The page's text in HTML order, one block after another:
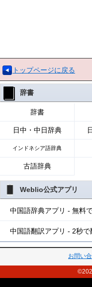
トップページに戻る
辞書
辞書
日中・中日辞典
インドネシア語辞典
古語辞典
Weblio公式アプリ
中国語辞典アプリ - 無料
中国語翻訳アプリ - 2秒
お問い